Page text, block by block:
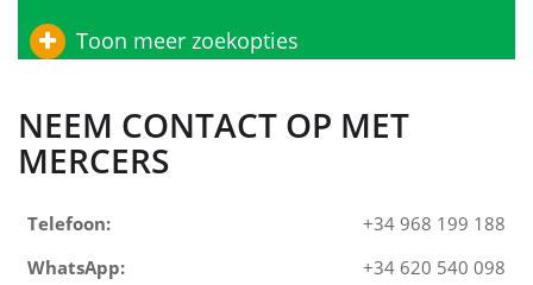
Toon meer zoekopties
NEEM CONTACT OP MET
MERCERS
Telefoon:
+34 968 199 188
WhatsApp:
+34 620 540 098